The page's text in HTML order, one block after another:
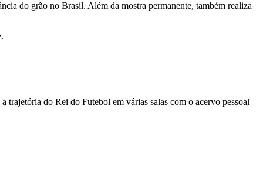
do grão no Brasil. Além da mostra permanente, também realiza
trajetória do Rei do Futebol em várias salas com o acervo pessoal